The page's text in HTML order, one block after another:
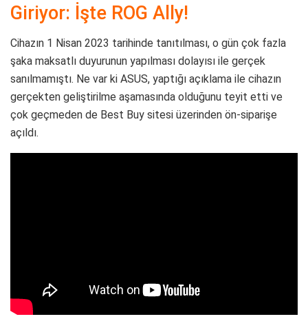
Giriyor: İşte ROG Ally!
Cihazın 1 Nisan 2023 tarihinde tanıtılması, o gün çok fazla
şaka maksatlı duyurunun yapılması dolayısı ile gerçek
sanılmamıştı. Ne var ki ASUS, yaptığı açıklama ile cihazın
gerçekten geliştirilme aşamasında olduğunu teyit etti ve
çok geçmeden de Best Buy sitesi üzerinden ön-siparişe
açıldı.